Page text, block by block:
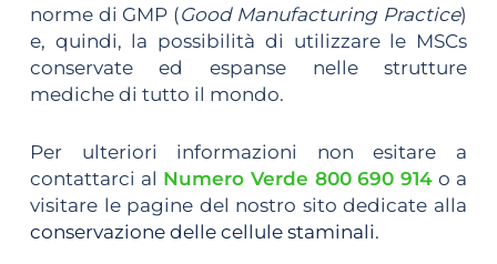
norme di GMP (Good Manufacturing Practice)
e, quindi, la possibilità di utilizzare le MSCs
conservate ed espanse nelle strutture
mediche di tutto il mondo.
Per ulteriori informazioni non esitare a
contattarci al Numero Verde 800 690 914 o a
visitare le pagine del nostro sito dedicate alla
conservazione delle cellule staminali.